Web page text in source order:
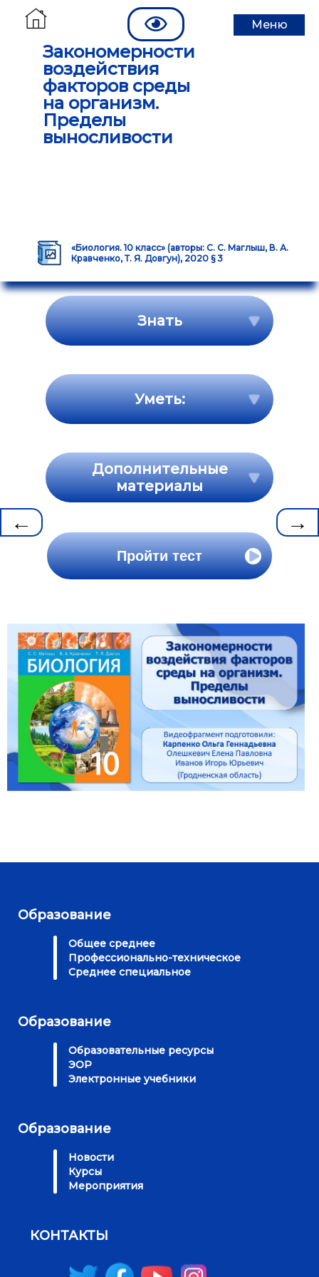
Закономерности
воздействия
факторов среды
на организм.
Пределы
выносливости
Меню
«Биология. 10 класс» (авторы: С. С. Маглыш, В. А.
Кравченко, Т. Я. Довгун), 2020 § 3
← →
Знать
Уметь:
Дополнительные
материалы
Пройти тест
Образование
Общее среднее
Профессионально-техническое
Среднее специальное
Образование
Образовательные ресурсы
ЭОР
Электронные учебники
Образование
Новости
Курсы
Мероприятия
КОНТАКТЫ